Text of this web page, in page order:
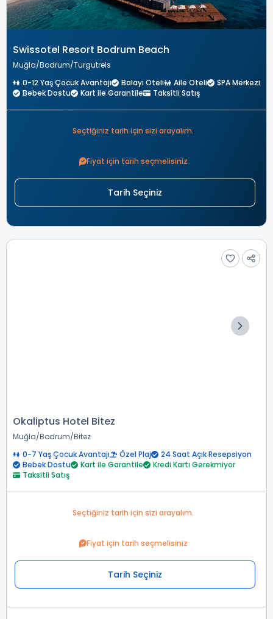
Swissotel Resort Bodrum Beach
Muğla Bodrum Turgutreis
0-12 Yaş Çocuk Avantajı
Balayı Oteli Aile Oteli
SPA Merkezi
Bebek Dostu
Kart ile Garantile Taksitli Satış
Seçtiğiniz tarih için sizi arayalım.
Fiyat için tarih seçmelisiniz
Tarih Seçiniz
Okaliptus Hotel Bitez
Muğla Bodrum Bitez
0-7 Yaş Çocuk Avantajı
Özel Plaj
24 Saat Açık Resepsiyon
Bebek Dostu
Kart ile Garantile
Kredi Kartı Gerekmiyor
Taksitli Satış
Seçtiğiniz tarih için sizi arayalım.
Fiyat için tarih seçmelisiniz
Tarih Seçiniz